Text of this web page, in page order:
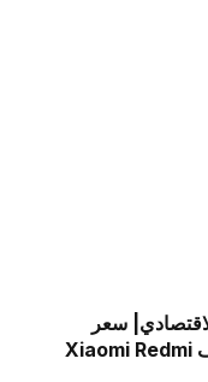
وحش الألعاب الاقتصادي| سعر
ومواصفات هاتف Xiaomi Redmi